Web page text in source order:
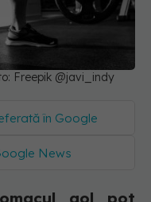
Freepik @javi_indy
în Google
News